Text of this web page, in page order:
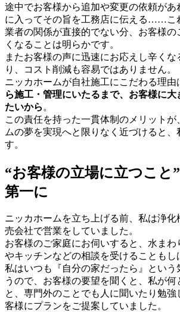
途中でお客様から追加や変更の依頼があ
に入ってその旨を工務店に伝える……こ
業者の関係が直接的でない分、お客様の
くなることは明らかです。
またお客様の声に迅速にお応えし辛くな
り、コスト削減も容易ではありません。
ニッカホームが自社施工にこだわる理由
ら施工・管理にいたるまで、お客様に大
たいから 。
この責任を持った一貫体制のメリットが
ムの夢を実現へと限りなく近づけると、
す。
“お客様の立場に立つこと
第一に
ニッカホームを立ち上げる前、私は浄化
売会社で営業をしていました。
お客様のご家庭にお伺いすると、水まわ
やキッチンなどの相談を受けることもし
私はいつも『自分の家だったら』という
うので、お客様の要望を聞くと、私が何
と、専門外のことでも人に聞いたり勉強
客様にプランをご提案していました。